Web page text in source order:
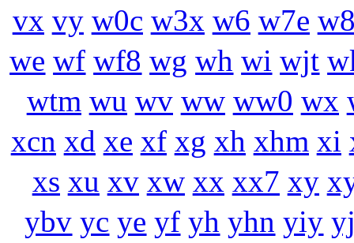
vx vy w0c w3x w6 w7e
we wf wf8 wg wh wi wjt
wtm wu wv ww ww0 wx
xcn xd xe xf xg xh xhm xi
xs xu xv xw xx xx7 xy
ybv yc ye yf yh yhn yiy